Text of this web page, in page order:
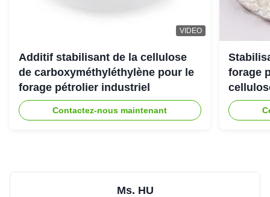
★★★★★
★★★★★
The viscoisty meets our requirement perfectly, and
dissolve quickly, no cake and impurities. Highly
recomended.
VIDEO
Additif stabilisant de la cellulose
de carboxyméthyléthylène pour le
forage pétrolier industriel
Contactez-nous maintenant
forage
Ms. HU